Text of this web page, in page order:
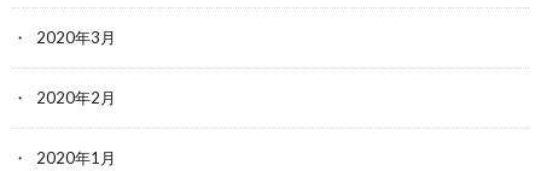
2020年3月
2020年2月
2020年1月